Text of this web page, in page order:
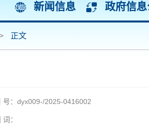
新闻信息 政府信
正文
号：dyx009-/2025-0416002
：